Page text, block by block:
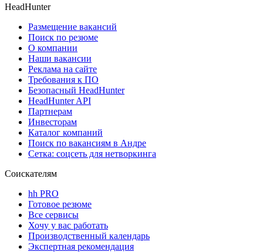
HeadHunter
Размещение вакансий
Поиск по резюме
О компании
Наши вакансии
Реклама на сайте
Требования к ПО
Безопасный HeadHunter
HeadHunter API
Партнерам
Инвесторам
Каталог компаний
Поиск по вакансиям в Андре
Сетка: соцсеть для нетворкинга
Соискателям
hh PRO
Готовое резюме
Все сервисы
Хочу у вас работать
Производственный календарь
Экспертная рекомендация